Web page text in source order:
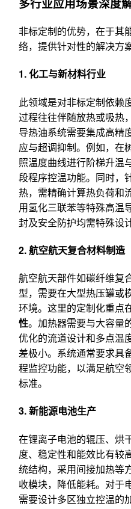
多行业应用场景深度
非标定制的优势，在于其
络，提供针对性的解决方案
1. 化工与新材料行业
此领域是对非标定制依赖
过程往往伴随放热或吸热
导热油系统需要集成高精
应与超调抑制。例如，在
照温度曲线进行阶梯升温
段程序控温功能。同时，
热，需精确计算热负荷和
用氢化三联苯等特殊高温
封及安全防护均需特殊设计
2. 航空航天复合材料制造
航空航天部件如碳纤维复
型，需要在大型热压罐或
环境。这里的定制化重点
性。加热器需要与大容量
优化的流道设计和多点温
差极小。系统通常要求具
程监控功能，以满足航空
标准。
3. 新能源电池生产
在锂离子电池的辊压、烘
度、稳定性和能效比有较
统结构，采用间接加热等
收模块，降低能耗。对于
需要设计多区独立控温的